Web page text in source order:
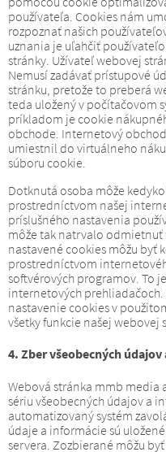
používateľa. Cookies nám
rozpoznať našich
uznania je uľahčiť
stránky. Užívateľ webovej
Nemusí zadávať prístupové
stránku, pretože to preberá
teda uložený v počítačovom
príkladom je cookie
obchode. Internetový
umiestnil do virtuálneho
súboru cookie.
Dotknutá osoba môže
prostredníctvom našej
príslušného nastavenia
môže tak natrvalo odmietnuť
nastavené cookies môžu byť
prostredníctvom
softvérových programov. To
internetových prehliadačoch.
nastavenie cookies v
všetky funkcie našej webovej
4. Zber všeobecných
Webová stránka mmb media
sériu všeobecných údajov a
automatizovaný systém
údaje a informácie sú
servera. Zozbierané môžu